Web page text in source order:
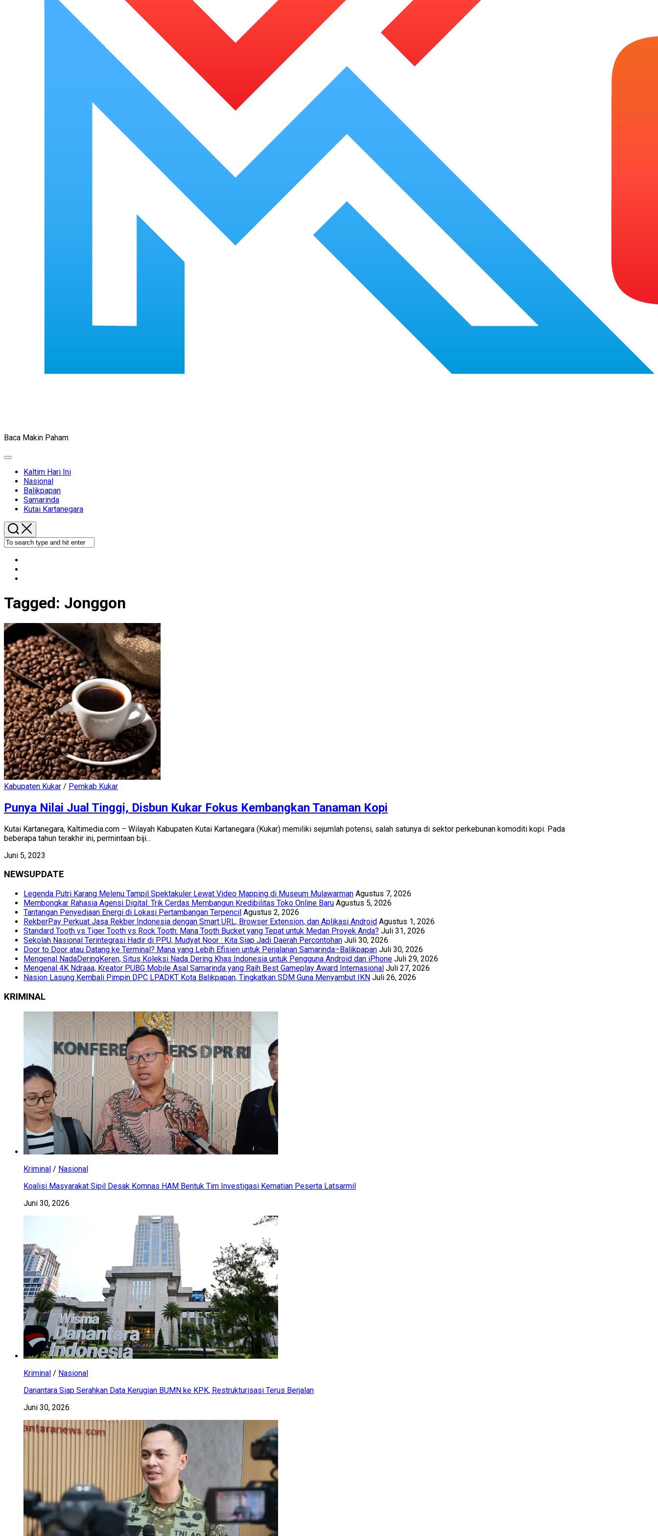
Baca Makin Paham
Expand
Kaltim Hari Ini
Nasional
Balikpapan
Samarinda
Kutai Kartanegara
Tagged: Jonggon
Kabupaten Kukar / Pemkab Kukar
Punya Nilai Jual Tinggi, Disbun Kukar Fokus Kembangkan Tanaman Kopi
Kutai Kartanegara, Kaltimedia.com – Wilayah Kabupaten Kutai Kartanegara (Kukar) memiliki sejumlah potensi, salah satunya di sektor perkebunan komoditi kopi. Pada
beberapa tahun terakhir ini, permintaan biji...
Juni 5, 2023
NEWSUPDATE
Legenda Putri Karang Melenu Tampil Spektakuler Lewat Video Mapping di Museum Mulawarman Agustus 7, 2026
Membongkar Rahasia Agensi Digital: Trik Cerdas Membangun Kredibilitas Toko Online Baru Agustus 5, 2026
Tantangan Penyediaan Energi di Lokasi Pertambangan Terpencil Agustus 2, 2026
RekberPay Perkuat Jasa Rekber Indonesia dengan Smart URL, Browser Extension, dan Aplikasi Android Agustus 1, 2026
Standard Tooth vs Tiger Tooth vs Rock Tooth: Mana Tooth Bucket yang Tepat untuk Medan Proyek Anda? Juli 31, 2026
Sekolah Nasional Terintegrasi Hadir di PPU, Mudyat Noor : Kita Siap Jadi Daerah Percontohan Juli 30, 2026
Door to Door atau Datang ke Terminal? Mana yang Lebih Efisien untuk Perjalanan Samarinda–Balikpapan Juli 30, 2026
Mengenal NadaDeringKeren, Situs Koleksi Nada Dering Khas Indonesia untuk Pengguna Android dan iPhone Juli 29, 2026
Mengenal 4K Ndraaa, Kreator PUBG Mobile Asal Samarinda yang Raih Best Gameplay Award Internasional Juli 27, 2026
Nasion Lasung Kembali Pimpin DPC LPADKT Kota Balikpapan, Tingkatkan SDM Guna Menyambut IKN Juli 26, 2026
KRIMINAL
Kriminal / Nasional
Koalisi Masyarakat Sipil Desak Komnas HAM Bentuk Tim Investigasi Kematian Peserta Latsarmil
Juni 30, 2026
Kriminal / Nasional
Danantara Siap Serahkan Data Kerugian BUMN ke KPK, Restrukturisasi Terus Berjalan
Juni 30, 2026